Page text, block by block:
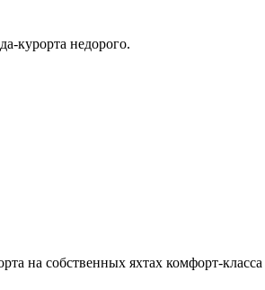
курорта недорого.
на собственных яхтах комфорт-класса